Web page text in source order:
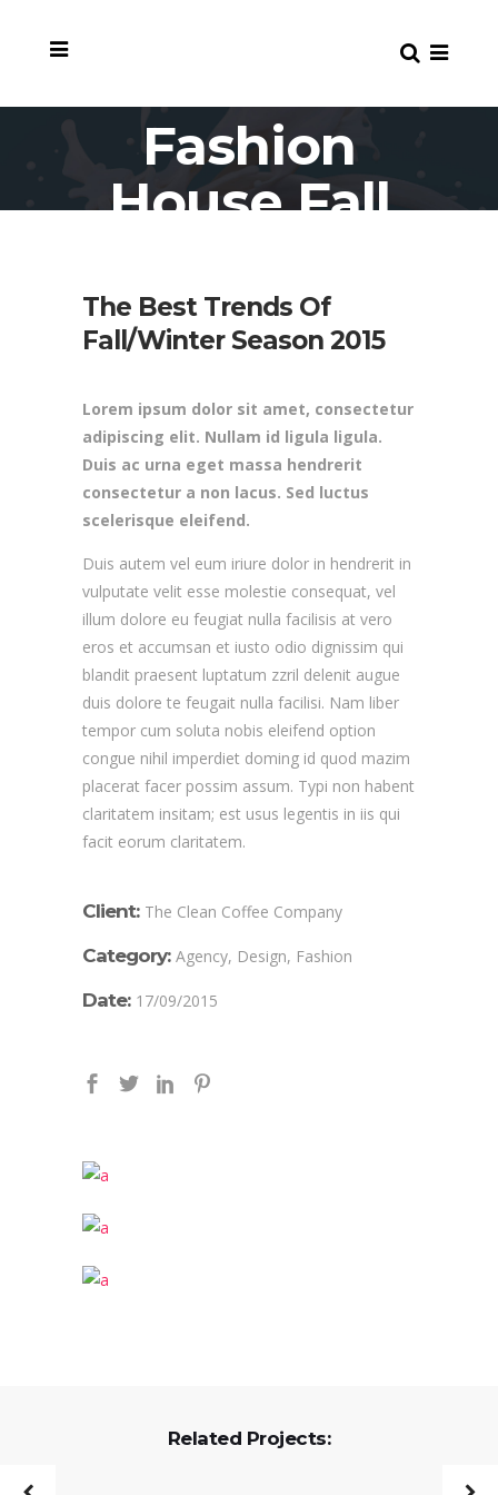
Fashion
House Fall
The Best Trends Of
Fall/Winter Season 2015
Lorem ipsum dolor sit amet, consectetur
adipiscing elit. Nullam id ligula ligula.
Duis ac urna eget massa hendrerit
consectetur a non lacus. Sed luctus
scelerisque eleifend.
Duis autem vel eum iriure dolor in hendrerit in
vulputate velit esse molestie consequat, vel
illum dolore eu feugiat nulla facilisis at vero
eros et accumsan et iusto odio dignissim qui
blandit praesent luptatum zzril delenit augue
duis dolore te feugait nulla facilisi. Nam liber
tempor cum soluta nobis eleifend option
congue nihil imperdiet doming id quod mazim
placerat facer possim assum. Typi non habent
claritatem insitam; est usus legentis in iis qui
facit eorum claritatem.
Client: The Clean Coffee Company
Category: Agency, Design, Fashion
Date: 17/09/2015
Related Projects: